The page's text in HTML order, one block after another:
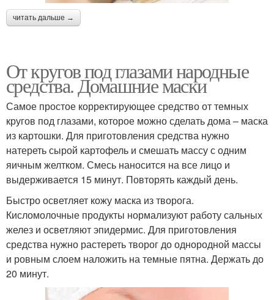
читать дальше →
От кругов под глазами народные
средства. Домашние маски
Самое простое корректирующее средство от темных
кругов под глазами, которое можно сделать дома – маска
из картошки. Для приготовления средства нужно
натереть сырой картофель и смешать массу с одним
яичным желтком. Смесь наносится на все лицо и
выдерживается 15 минут. Повторять каждый день.
Быстро осветляет кожу маска из творога.
Кисломолочные продукты нормализуют работу сальных
желез и осветляют эпидермис. Для приготовления
средства нужно растереть творог до однородной массы
и ровным слоем наложить на темные пятна. Держать до
20 минут.